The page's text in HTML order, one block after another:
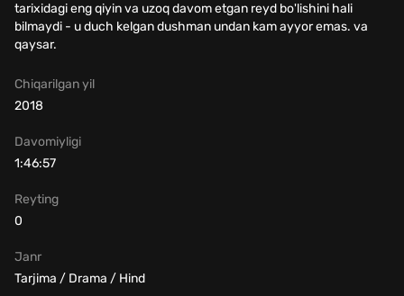
tarixidagi eng qiyin va uzoq davom etgan reyd bo'lishini hali
bilmaydi - u duch kelgan dushman undan kam ayyor emas. va
qaysar.
Chiqarilgan yil
2018
Janr
Tarjima / Drama / Hind
Davomiyligi
1:46:57
Reyting
0